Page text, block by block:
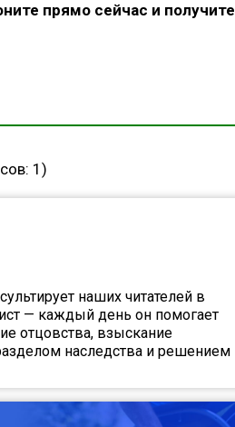
прямо сейчас и получите
1)
наших читателей в
— каждый день он помогает
отцовства, взыскание
наследства и решением